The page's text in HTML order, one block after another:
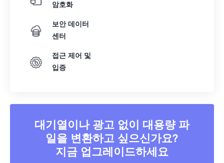
암호화
보안 데이터
센터
접근 제어 및
입증
대기열이나 광고 없이 대용량 파
일을 변환하고 싶으신가요?
지금 업그레이드하세요